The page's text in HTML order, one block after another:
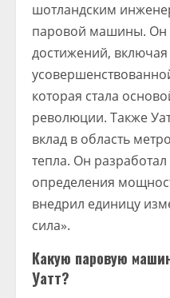
шотландским
паровой машины. Он
достижений, включая
которая стала
революции. Также
вклад в область
тепла. Он
определения
внедрил единицу
сила».
Какую паровую
Уатт?